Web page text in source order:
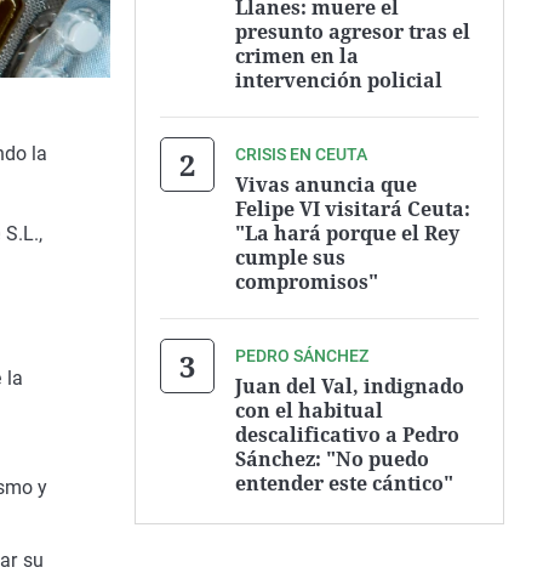
la
la
y
su
Llanes: muere el
presunto agresor tras el
crimen en la
intervención policial
CRISIS EN CEUTA
Vivas anuncia que
Felipe VI visitará Ceuta:
"La hará porque el Rey
cumple sus
compromisos"
PEDRO SÁNCHEZ
Juan del Val, indignado
con el habitual
descalificativo a Pedro
Sánchez: "No puedo
entender este cántico"